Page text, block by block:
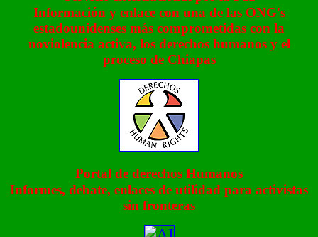
Información y enlace con una de las ONG's
estadounidenses más comprometidas con la
noviolencia activa, los derechos humanos y el
proceso de Chiapas
Portal de derechos Humanos
Informes, debate, enlaces de utilidad para activistas
sin fronteras